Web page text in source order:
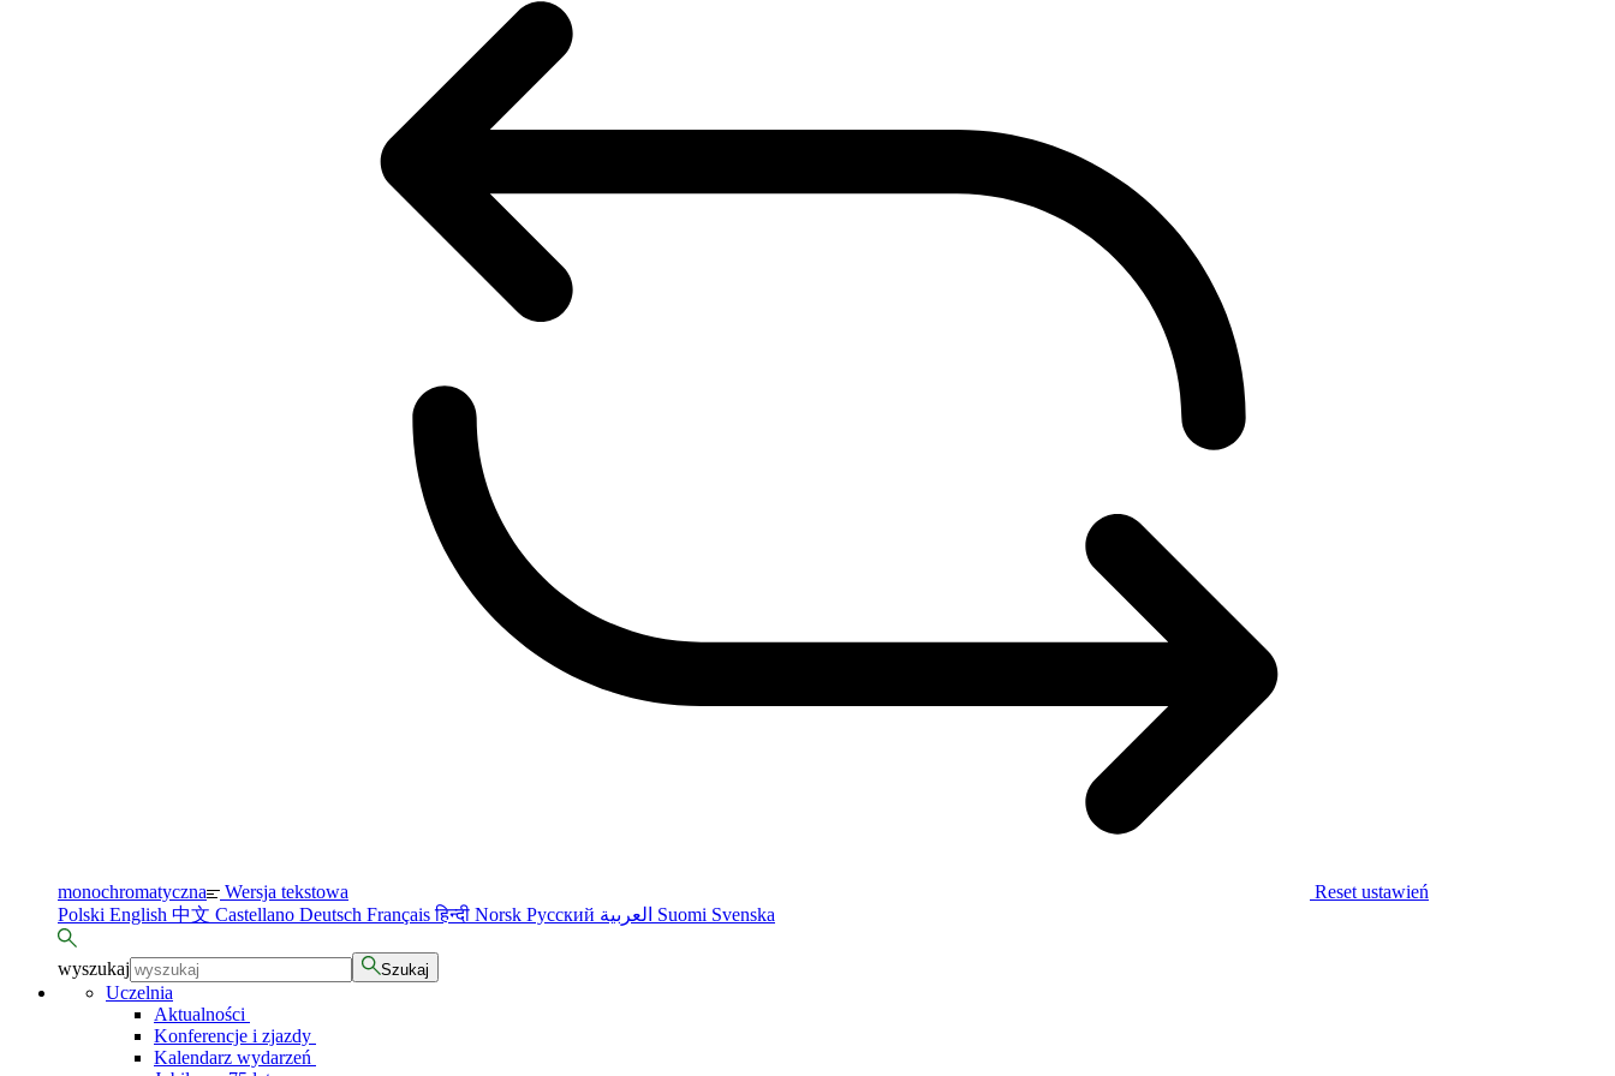
monochromatyczna Wersja tekstowa
Reset ustawień
Polski English 中文 Castellano Deutsch Françaisहिन्दी Norsk Русский Suomi Svenska
wyszukaj Szukaj
Uczelnia
Aktualności
Konferencje i zjazdy
Kalendarz wydarzeń